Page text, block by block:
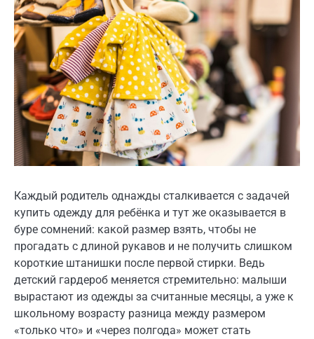
Каждый родитель однажды сталкивается с задачей
купить одежду для ребёнка и тут же оказывается в
буре сомнений: какой размер взять, чтобы не
прогадать с длиной рукавов и не получить слишком
короткие штанишки после первой стирки. Ведь
детский гардероб меняется стремительно: малыши
вырастают из одежды за считанные месяцы, а уже к
школьному возрасту разница между размером
«только что» и «через полгода» может стать